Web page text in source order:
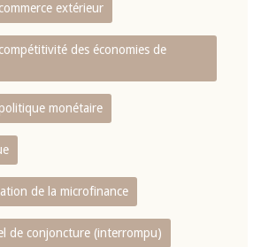
extérieur
des économies de
monétaire
de la microfinance
de conjoncture (interrompu)